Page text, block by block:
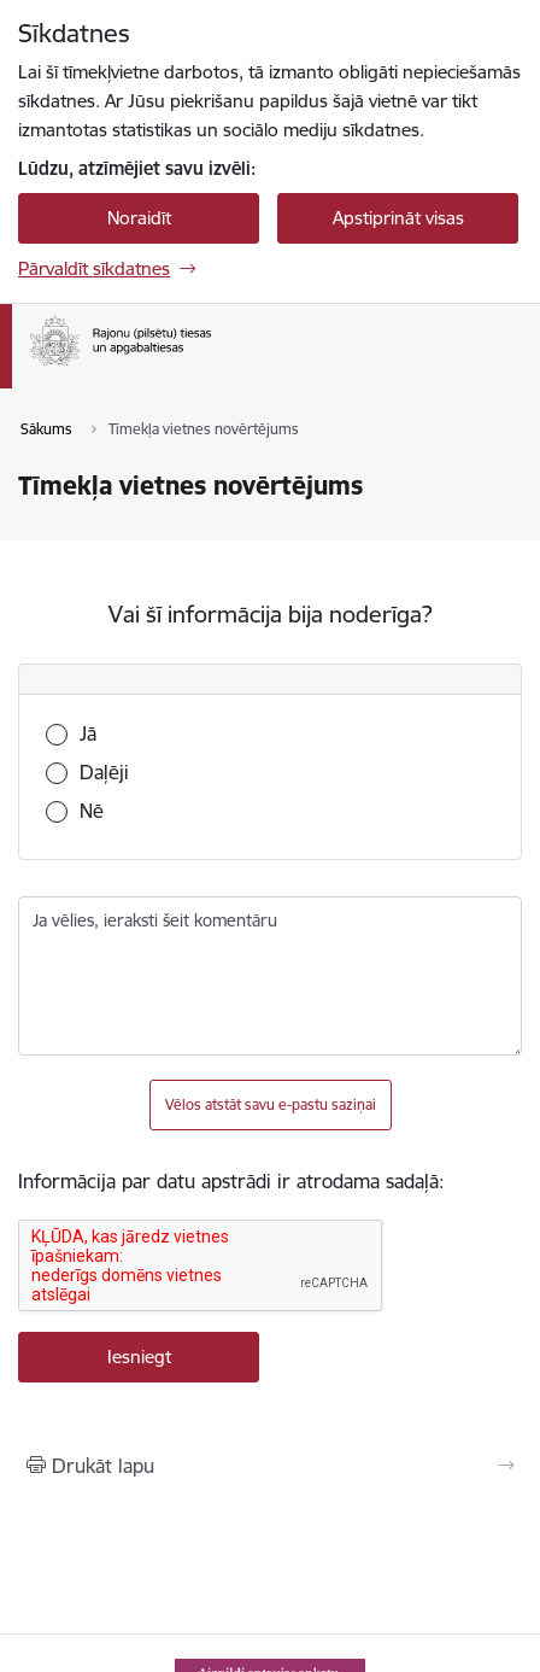
Sīkdatnes
Lai šī tīmekļvietne darbotos, tā izmanto obligāti nepieciešamās
sīkdatnes. Ar Jūsu piekrišanu papildus šajā vietnē var tikt
izmantotas statistikas un sociālo mediju sīkdatnes.
Lūdzu, atzīmējiet savu izvēli:
Noraidīt Apstiprināt visas
Pārvaldīt sīkdatnes
Sākums Tīmekļa vietnes novērtējums
Tīmekļa vietnes novērtējums
Vai šī informācija bija noderīga?
Vai šī informācija bija noderīga?
Jā
Daļēji
Nē
Ja vēlies, ieraksti šeit komentāru
Vēlos atstāt savu e-pastu saziņai
Informācija par datu apstrādi ir atrodama sadaļā:
Drukāt lapu